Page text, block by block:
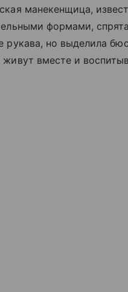
манекенщица,
формами,
рукава, но выделила
вместе и